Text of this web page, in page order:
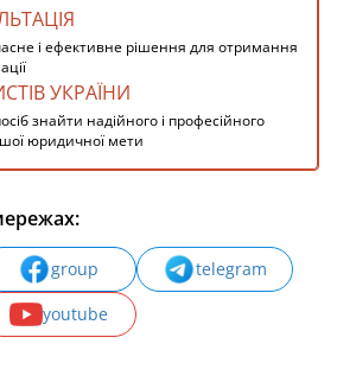
і ефективне рішення для отримання
УКРАЇНИ
знайти надійного і професійного
юридичної мети
group
telegram
youtube